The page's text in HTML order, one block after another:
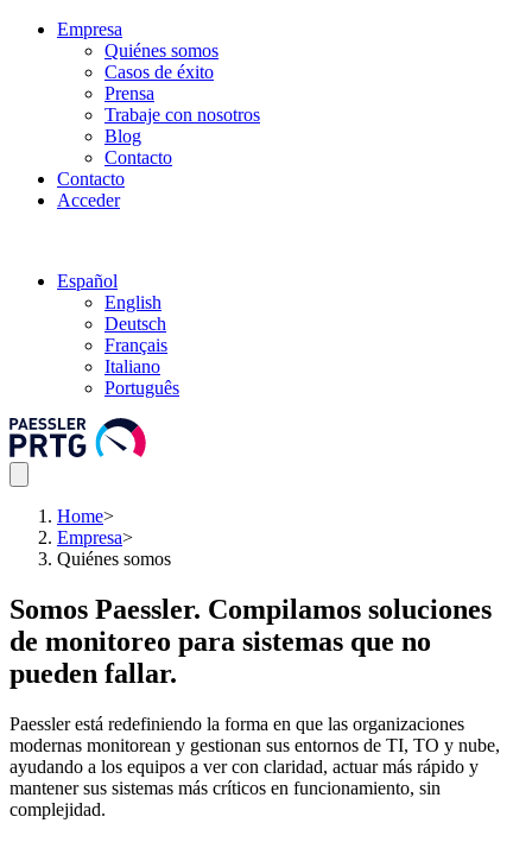
Empresa
Quiénes somos
Casos de éxito
Prensa
Trabaje con nosotros
Blog
Contacto
Contacto
Acceder
Español
English
Deutsch
Français
Italiano
Português
Home>
Empresa>
Quiénes somos
Somos Paessler. Compilamos soluciones
de monitoreo para sistemas que no
pueden fallar.
Paessler está redefiniendo la forma en que las organizaciones
modernas monitorean y gestionan sus entornos de TI, TO y nube,
ayudando a los equipos a ver con claridad, actuar más rápido y
mantener sus sistemas más críticos en funcionamiento, sin
complejidad.